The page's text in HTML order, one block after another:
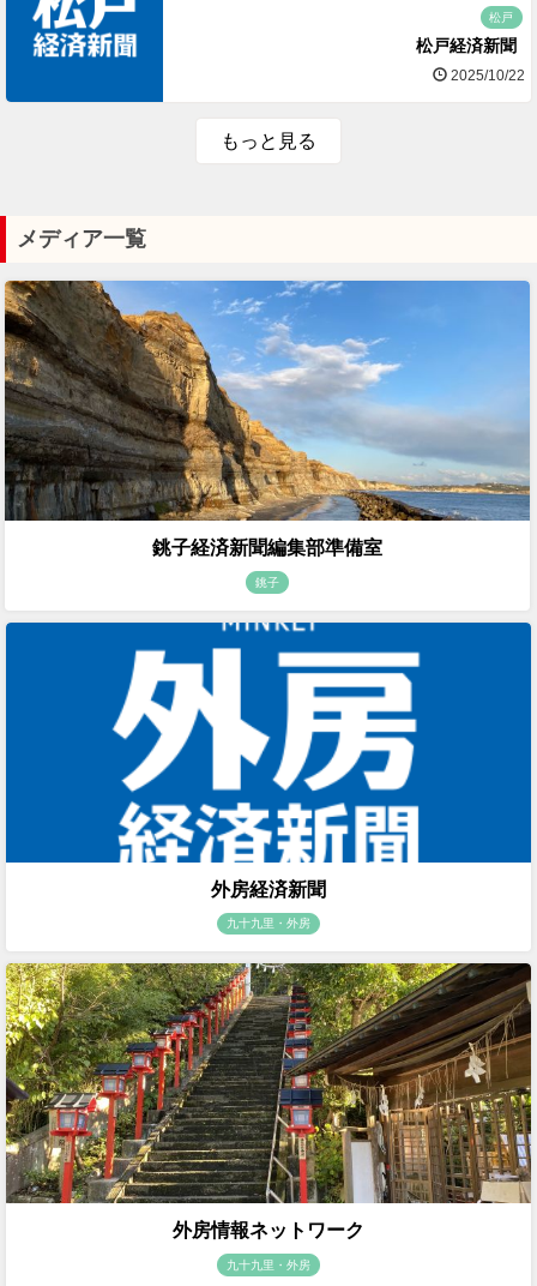
松戸
松戸経済新聞
2025/10/22
もっと見る
メディア一覧
銚子経済新聞編集部準備室
銚子
外房経済新聞
九十九里・外房
外房情報ネットワーク
九十九里・外房